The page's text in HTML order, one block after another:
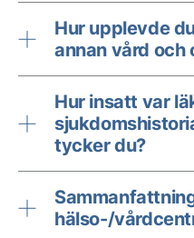
Hur upplevde
annan vård och
Hur insatt var
tycker du?
hälso-/